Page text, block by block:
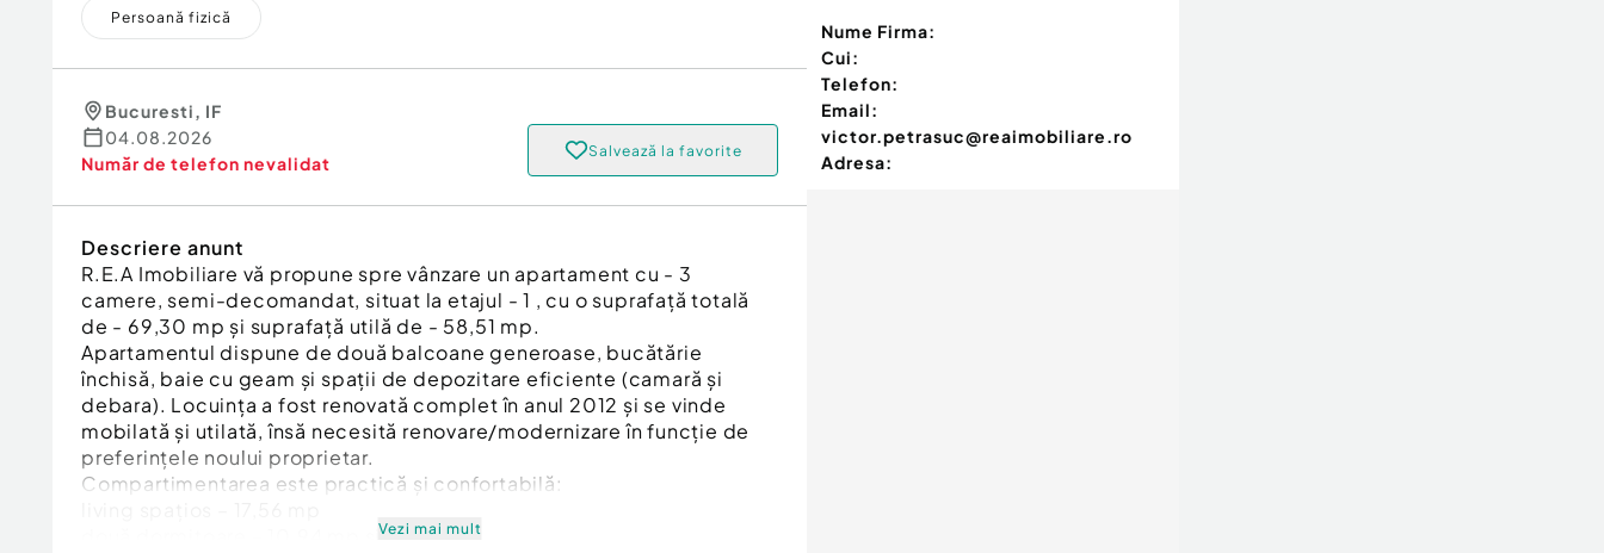
Persoană fizică
Bucuresti, IF
04.08.2026
Număr de telefon nevalidat
Salvează la favorite
Descriere anunt
R.E.A Imobiliare vă propune spre vânzare un apartament cu - 3
camere, semi-decomandat, situat la etajul - 1 , cu o suprafață totală
de - 69,30 mp și suprafață utilă de - 58,51 mp.
Apartamentul dispune de două balcoane generoase, bucătărie
închisă, baie cu geam și spații de depozitare eficiente (camară și
debara). Locuința a fost renovată complet în anul 2012 și se vinde
mobilată și utilată, însă necesită renovare/modernizare în funcție de
preferințele noului proprietar.
Compartimentarea este practică și confortabilă:
două dormitoare – 10,94 mp și 11,61 mp
Vezi mai mult
Nume Firma:
Cui:
Telefon:
Email:
victor.petrasuc@reaimobiliare.ro
Adresa: